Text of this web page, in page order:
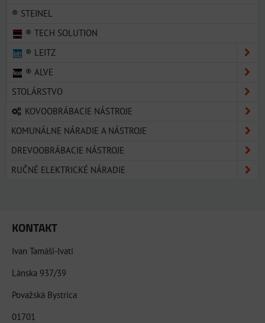
® STEINEL
® TECH SOLUTION
® LEITZ
® ALVE
STOLÁRSTVO
KOVOOBRÁBACIE NÁSTROJE
KOMUNÁLNE NÁRADIE A NÁSTROJE
DREVOOBRÁBACIE NÁSTROJE
RUČNÉ ELEKTRICKÉ NÁRADIE
KONTAKT
Ivan Tamáši-Ivati
Lánska 937/39
Považská Bystrica
01701